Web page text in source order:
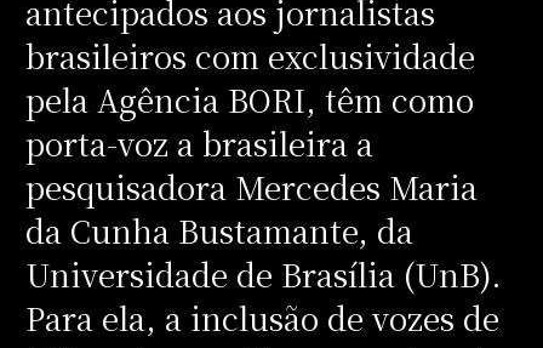
antecipados aos jornalistas
brasileiros com exclusividade
pela Agência BORI, têm como
porta-voz a brasileira a
pesquisadora Mercedes Maria
da Cunha Bustamante, da
Universidade de Brasília (UnB).
Para ela, a inclusão de vozes de